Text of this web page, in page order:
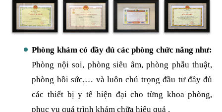
Phòng khám có đầy đủ các phòng chức năng như:
Phòng nội soi, phòng siêu âm, phòng phẫu thuật,
phòng hồi sức,… và luôn chú trọng đầu tư đầy đủ
các thiết bị y tế hiện đại cho từng khoa phòng,
phục vụ quá trình khám chữa hiệu quả .